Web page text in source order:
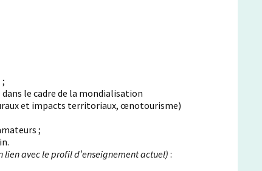
le cadre de la mondialisation
et impacts territoriaux, œnotourisme)
;
lien avec le profil d’enseignement actuel) :